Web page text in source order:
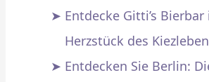
Entdecke Gitti’s
Herzstück des
Entdecken Sie Berlin: